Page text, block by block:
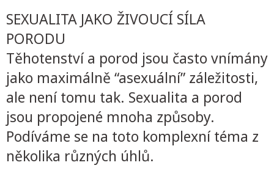
SEXUALITA JAKO ŽIVOUCÍ SÍLA
PORODU
Těhotenství a porod jsou často vnímány
jako maximálně “asexuální” záležitosti,
ale není tomu tak. Sexualita a porod
jsou propojené mnoha způsoby.
Podíváme se na toto komplexní téma z
několika různých úhlů.